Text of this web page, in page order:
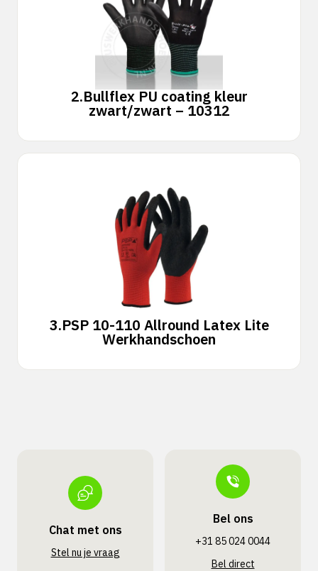
2.Bullflex PU coating kleur
zwart/zwart – 10312
3.PSP 10-110 Allround Latex Lite
Werkhandschoen
Chat met ons
Stel nu je vraag
Bel ons
+31 85 024 0044
Bel direct